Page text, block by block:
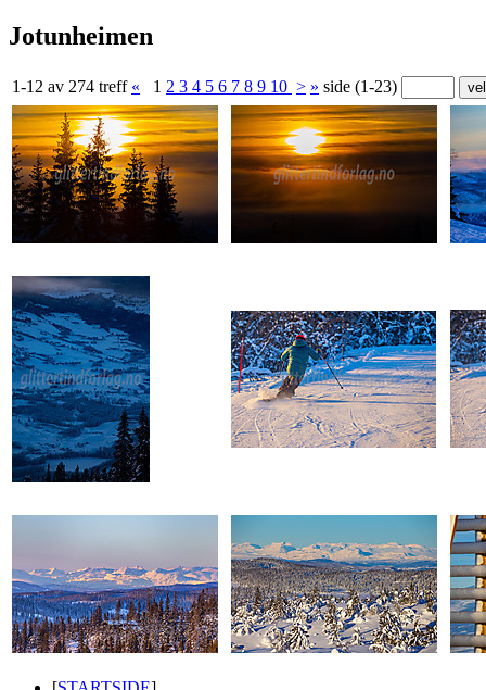
Jotunheimen
1-12 av 274 treff « 1 2 3 4 5 6 7 8 9 10 > » side (1-23)